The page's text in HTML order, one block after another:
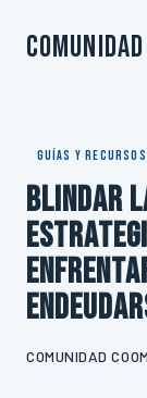
GUÍAS Y RECURSOS
Blindar
COMUNIDAD